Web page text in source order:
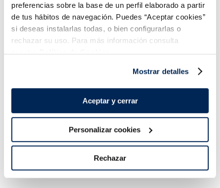
preferencias sobre la base de un perfil elaborado a partir
de tus hábitos de navegación. Puedes “Aceptar cookies”
si deseas instalarlas todas, o bien configurarlas o
rechazar su uso. Para más información consulta
nuestraPolítica de Cookies.
Mostrar detalles
Aceptar y cerrar
Personalizar cookies
Rechazar
pollastre i
Bossa 260 g
Gyozes de llagostins
3,79 € Caixa 200g
Vegano
3,99 €